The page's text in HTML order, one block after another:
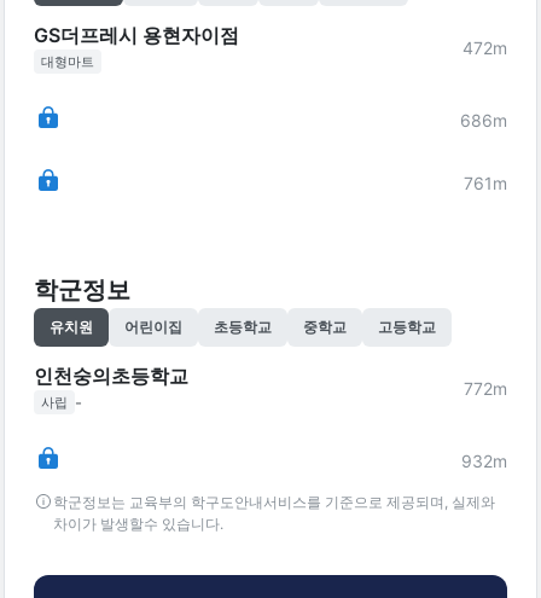
GS더프레시 용현자이점
대형마트
472m
686m
761m
학군정보
유치원 어린이집 초등학교 중학교 고등학교
인천숭의초등학교
사립 -
772m
932m
학군정보는 교육부의 학구도안내서비스를 기준으로 제공되며, 실제와
차이가 발생할수 있습니다.